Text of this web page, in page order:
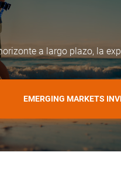
a largo plazo, la
EMERGING MARKETS